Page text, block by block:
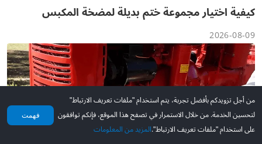
كيفية اختيار مجموعة ختم بديلة لمضخة المكبس
الخاصة بك؟
2026-08-09
الطلبات سلة التسوق Mine
من أجل تزويدكم بأفضل تجربة، يتم استخدام "ملفات تعريف الارتباط"
لتحسين الخدمة. من خلال الاستمرار في تصفح هذا الموقع، فإنكم توافقون
على استخدام "ملفات تعريف الارتباط".المزيد من المعلومات
فهمت